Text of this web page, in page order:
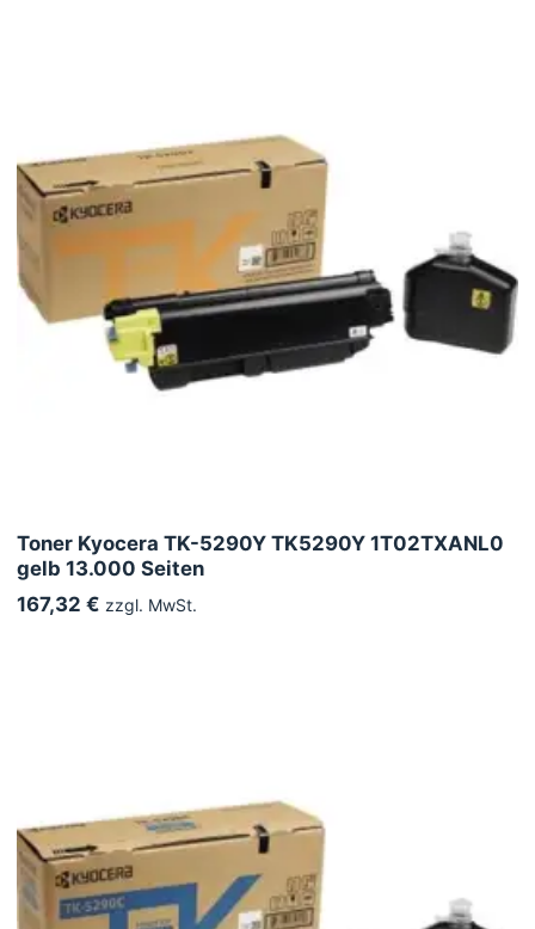
Toner Kyocera TK-5290Y TK5290Y 1T02TXANL0
gelb 13.000 Seiten
167,32 € zzgl. MwSt.